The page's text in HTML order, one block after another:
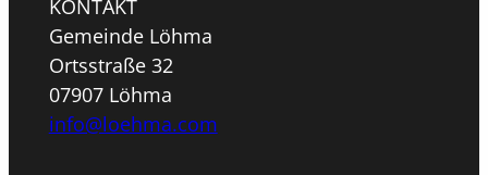
KONTAKT
Gemeinde Löhma
Ortsstraße 32
07907 Löhma
info@loehma.com